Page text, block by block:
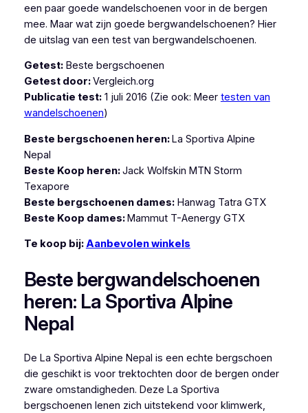
een paar goede wandelschoenen voor in de bergen
mee. Maar wat zijn goede bergwandelschoenen? Hier
de uitslag van een test van bergwandelschoenen.
Getest:Beste bergschoenen
Getest door:Vergleich.org
Publicatie test:1 juli 2016 (Zie ook: Meer testen van
wandelschoenen)
Beste bergschoenen heren:La Sportiva Alpine
Nepal
Beste Koop heren:Jack Wolfskin MTN Storm
Texapore
Beste bergschoenen dames:Hanwag Tatra GTX
Beste Koop dames:Mammut T-Aenergy GTX
Te koop bij:Aanbevolen winkels
Beste bergwandelschoenen
heren: La Sportiva Alpine
Nepal
De La Sportiva Alpine Nepal is een echte bergschoen
die geschikt is voor trektochten door de bergen onder
zware omstandigheden. Deze La Sportiva
bergschoenen lenen zich uitstekend voor klimwerk,